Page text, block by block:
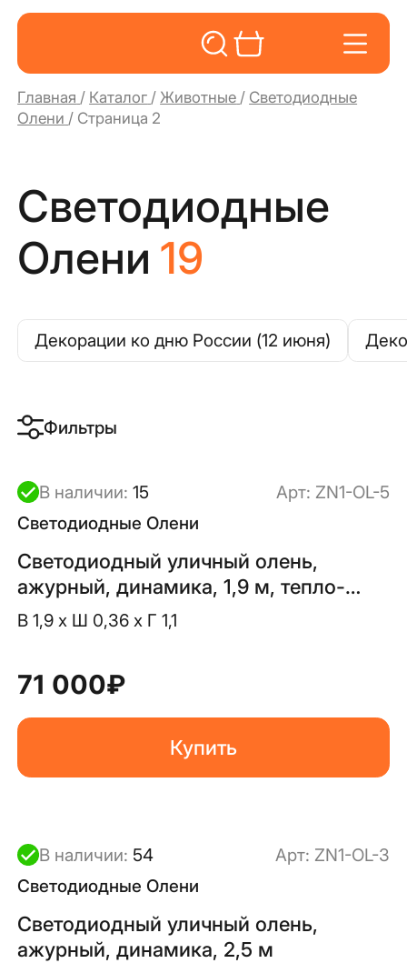
Главная / Каталог / Животные / Светодиодные
Олени / Страница 2
Светодиодные
Олени 19
Декорации ко дню России (12 июня)
Фильтры
В наличии: 15 Арт: ZN1-OL-5
Светодиодные Олени
Светодиодный уличный олень,
ажурный, динамика, 1,9 м, тепло-
белый
В 1,9 x Ш 0,36 x Г 1,1
71 000₽
Купить
В наличии: 54 Арт: ZN1-OL-3
Светодиодные Олени
Светодиодный уличный олень,
ажурный, динамика, 2,5 м